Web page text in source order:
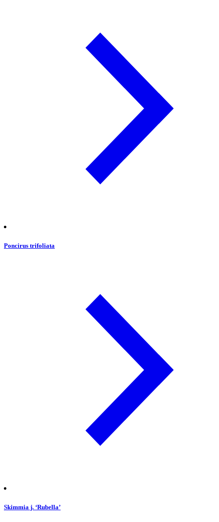
Poncirus trifoliata
Skimmia j. ‘Rubella’